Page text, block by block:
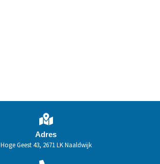
Adres
Hoge Geest 43, 2671 LK Naaldwijk